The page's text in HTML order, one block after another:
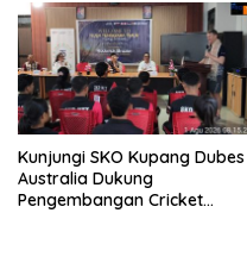
Kunjungi SKO Kupang Dubes
Australia Dukung
Pengembangan Cricket